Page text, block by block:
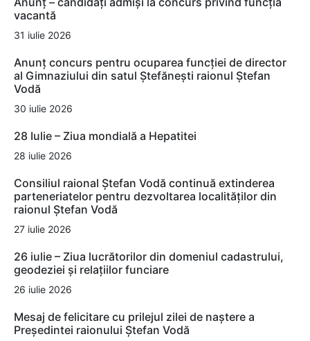
vacantă
31 iulie 2026
Anunț concurs pentru ocuparea funcției de director
al Gimnaziului din satul Ștefănești raionul Ștefan
Vodă
30 iulie 2026
28 Iulie – Ziua mondială a Hepatitei
28 iulie 2026
Consiliul raional Ștefan Vodă continuă extinderea
parteneriatelor pentru dezvoltarea localităților din
raionul Ștefan Vodă
27 iulie 2026
26 iulie – Ziua lucrătorilor din domeniul cadastrului,
geodeziei și relațiilor funciare
26 iulie 2026
Mesaj de felicitare cu prilejul zilei de naștere a
Președintei raionului Ștefan Vodă